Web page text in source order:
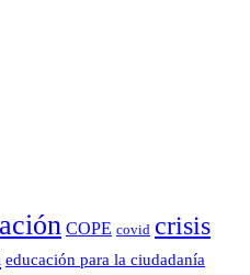
COPE covid crisis
educación para la ciudadaní­a